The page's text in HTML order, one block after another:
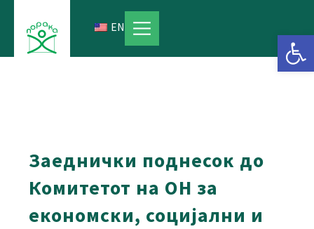
content
EN
Заеднички поднесок до
Комитетот на ОН за
економски, социјални и